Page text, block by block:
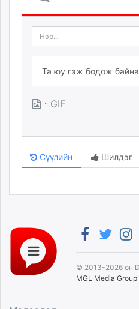
· GIF
Сүүлийн Шилдэг
© 2013-2026 он
MGL Media Group